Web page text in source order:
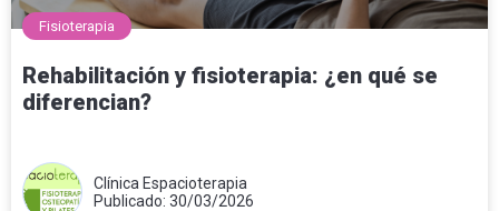
Fisioterapia
Rehabilitación y fisioterapia: ¿en qué se
diferencian?
Clínica Espacioterapia
Publicado: 30/03/2026